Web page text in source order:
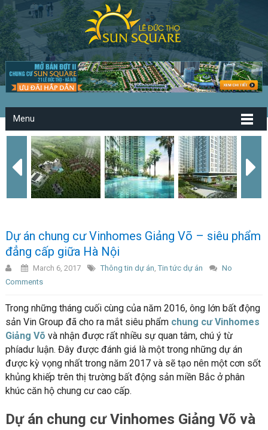
Menu
Dự án chung cư Vinhomes Giảng Võ – siêu phẩm
đẳng cấp giữa Hà Nội
March 6, 2017 Thông tin dự án, Tin tức dự án
No
Comments
Trong những tháng cuối cùng của năm 2016, ông lớn bất động
sản Vin Group đã cho ra mắt siêu phẩm chung cư Vinhomes
Giảng Võ và nhận được rất nhiều sự quan tâm, chú ý từ
phíadư luận. Đây được đánh giá là một trong những dự án
được kỳ vọng nhất trong năm 2017 và sẽ tạo nên một cơn sốt
khủng khiếp trên thị trường bất động sản miền Bắc ở phân
khúc căn hộ chung cư cao cấp.
Dự án chung cư Vinhomes Giảng Võ và